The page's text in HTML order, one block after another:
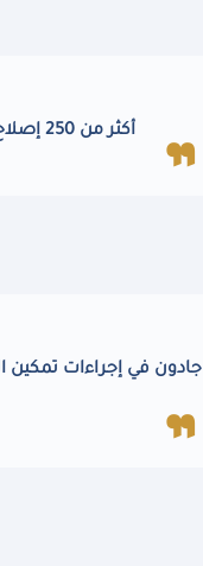
أكثر من 250 إصلاح هيكلي نعمل على تنفيذه مع الشركاء الدوليين والجهات الوطنية لتعزيز القدرة على الصمود
جادون في إجراءات تمكين